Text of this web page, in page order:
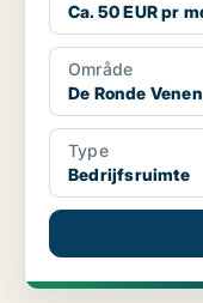
Ca. 50 EUR pr
Område
De Ronde
Type
Bedrijfsruimte